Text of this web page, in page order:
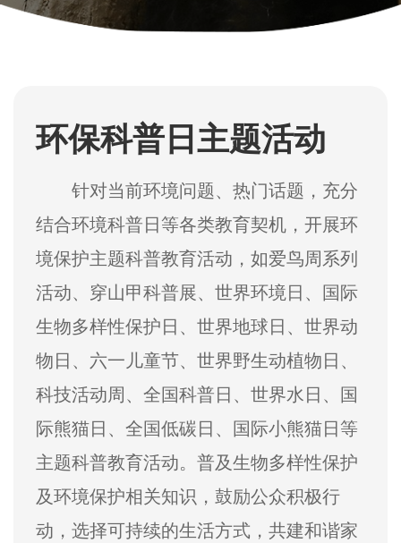
环保科普日主题活动
针对当前环境问题、热门话题，充分
结合环境科普日等各类教育契机，开展环
境保护主题科普教育活动，如爱鸟周系列
活动、穿山甲科普展、世界环境日、国际
生物多样性保护日、世界地球日、世界动
物日、六一儿童节、世界野生动植物日、
科技活动周、全国科普日、世界水日、国
际熊猫日、全国低碳日、国际小熊猫日等
主题科普教育活动。普及生物多样性保护
及环境保护相关知识，鼓励公众积极行
动，选择可持续的生活方式，共建和谐家